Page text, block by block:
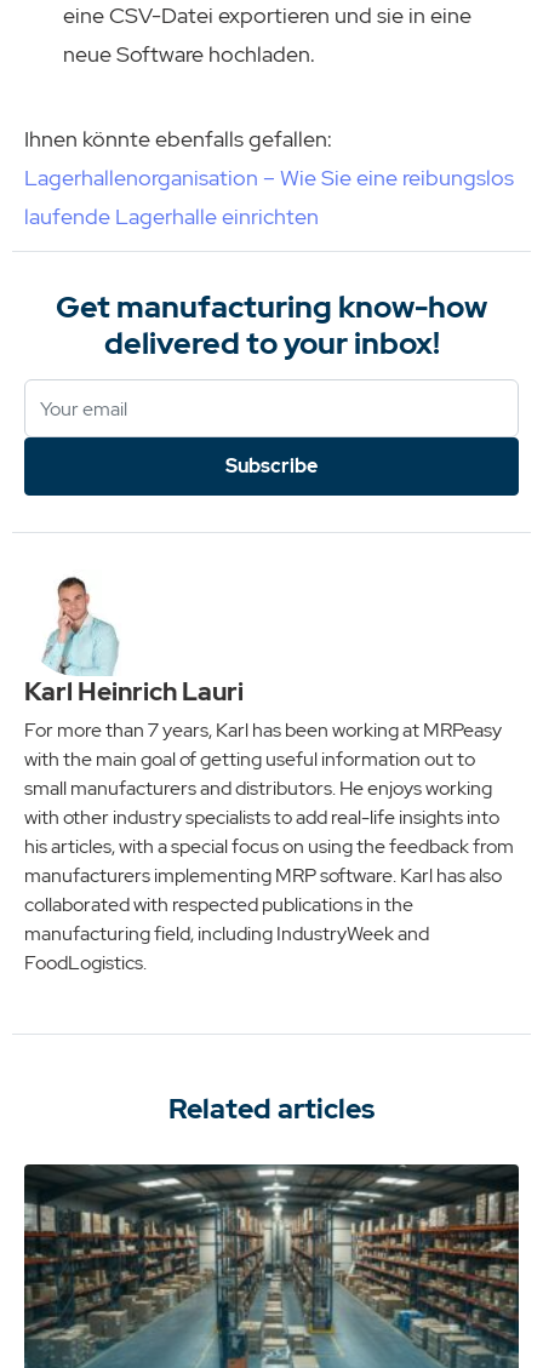
eine CSV-Datei exportieren und sie in eine
neue Software hochladen.
Ihnen könnte ebenfalls gefallen:
Lagerhallenorganisation – Wie Sie eine reibungslos
laufende Lagerhalle einrichten
Get manufacturing know-how
delivered to your inbox!
Subscribe
Karl Heinrich Lauri
For more than 7 years, Karl has been working at MRPeasy
with the main goal of getting useful information out to
small manufacturers and distributors. He enjoys working
with other industry specialists to add real-life insights into
his articles, with a special focus on using the feedback from
manufacturers implementing MRP software. Karl has also
collaborated with respected publications in the
manufacturing field, including IndustryWeek and
FoodLogistics.
Related articles